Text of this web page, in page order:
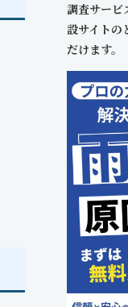
調査サービ
設サイトの
だけます。